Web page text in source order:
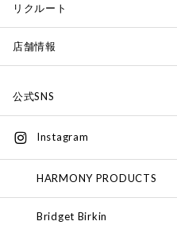
リクルート
店舗情報
公式SNS
Instagram
HARMONY PRODUCTS
Bridget Birkin